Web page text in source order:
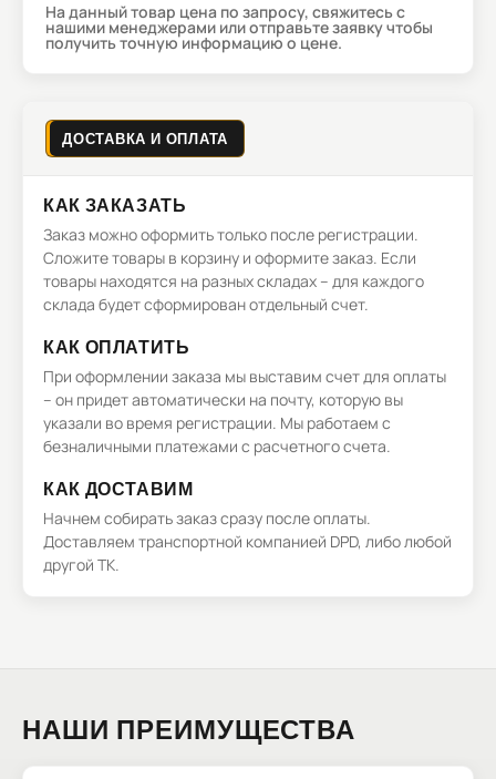
На данный товар цена по запросу, свяжитесь с
нашими менеджерами или отправьте заявку чтобы
получить точную информацию о цене.
ДОСТАВКА И ОПЛАТА
КАК ЗАКАЗАТЬ
Заказ можно оформить только после регистрации.
Сложите товары в корзину и оформите заказ. Если
товары находятся на разных складах – для каждого
склада будет сформирован отдельный счет.
КАК ОПЛАТИТЬ
При оформлении заказа мы выставим счет для оплаты
– он придет автоматически на почту, которую вы
указали во время регистрации. Мы работаем с
безналичными платежами с расчетного счета.
КАК ДОСТАВИМ
Начнем собирать заказ сразу после оплаты.
Доставляем транспортной компанией DPD, либо любой
другой ТК.
НАШИ ПРЕИМУЩЕСТВА